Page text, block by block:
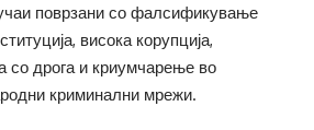
поврзани со фалсификување
висока корупција,
со дрога и криумчарење во
криминални мрежи.